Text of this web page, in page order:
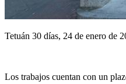
Tetuán 30 días, 24 de enero de
Los trabajos cuentan con un